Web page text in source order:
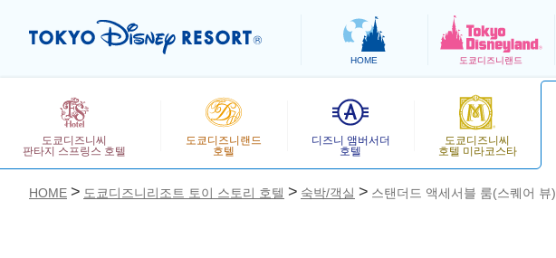
HOME 도쿄디즈니랜드
도쿄디즈니씨
판타지 스프링스 호텔
도쿄디즈니랜드
호텔
디즈니 앰버서더
호텔
도쿄디즈니씨
호텔 미라코스타
HOME 도쿄디즈니리조트 토이 스토리 호텔 숙박/객실 스탠더드 액세서블 룸(스퀘어 뷰)